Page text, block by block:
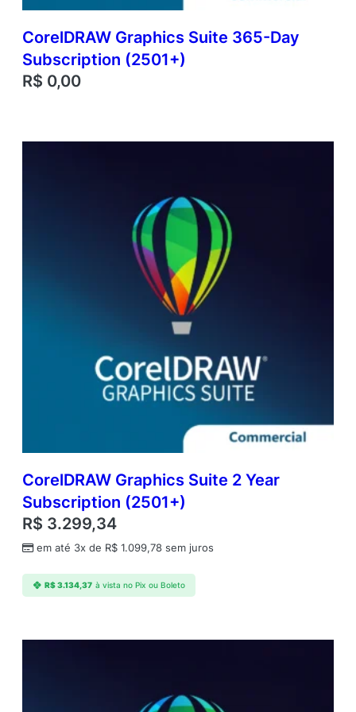
CorelDRAW Graphics Suite 365-Day
Subscription (2501+)
R$ 0,00
CorelDRAW Graphics Suite 2 Year
Subscription (2501+)
R$ 3.299,34
em até 3x de R$ 1.099,78 sem juros
R$3.134,37 à vista no Pix ou Boleto